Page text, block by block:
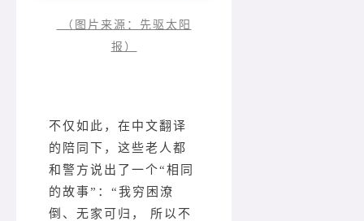
（图片来源：先驱太阳
报）
不仅如此，在中文翻译
的陪同下，这些老人都
和警方说出了一个“相同
的故事”：“我穷困潦
倒、无家可归， 所以不